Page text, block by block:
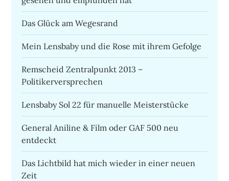
Das Glück am Wegesrand
Mein Lensbaby und die Rose mit ihrem Gefolge
Remscheid Zentralpunkt 2013 –
Politikerversprechen
Lensbaby Sol 22 für manuelle Meisterstücke
General Aniline & Film oder GAF 500 neu
entdeckt
Das Lichtbild hat mich wieder in einer neuen
Zeit